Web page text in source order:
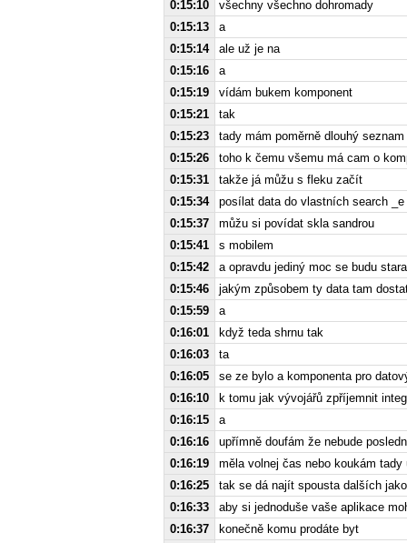
0:15:10
všechny všechno dohromady
0:15:13
a
0:15:14
ale už je na
0:15:16
a
0:15:19
vídám bukem komponent
0:15:21
tak
0:15:23
tady mám poměrně dlouhý seznam
0:15:26
toho k čemu všemu má cam o
0:15:31
takže já můžu s fleku začít
0:15:34
posílat data do vlastních search _e
0:15:37
můžu si povídat skla sandrou
0:15:41
s mobilem
0:15:42
a opravdu jediný moc se budu
0:15:46
jakým způsobem ty data tam
0:15:59
a
0:16:01
když teda shrnu tak
0:16:03
ta
0:16:05
se ze bylo a komponenta pro
0:16:10
k tomu jak vývojářů zpříjemnit
0:16:15
a
0:16:16
upřímně doufám že nebude
0:16:19
měla volnej čas nebo koukám
0:16:25
tak se dá najít spousta dalších
0:16:33
aby si jednoduše vaše aplikace
0:16:37
konečně komu prodáte byt